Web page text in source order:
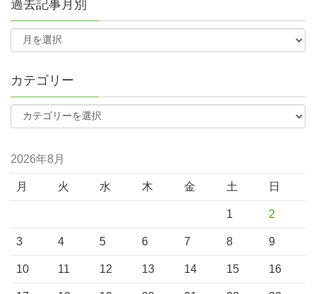
過去記事月別
カテゴリー
2026年8月
月 火 水 木 金 土 日
1 2
3 4 5 6 7 8 9
10 11 12 13 14 15 16